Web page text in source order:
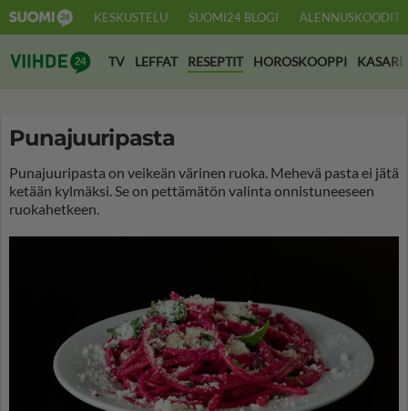
KESKUSTELU SUOMI24 BLOGI ALENNUSKOODIT
Suomi24 Viihde
TV LEFFAT RESEPTIT HOROSKOOPPI KASARI
Punajuuripasta
Punajuuripasta on veikeän värinen ruoka. Mehevä pasta ei jätä
ketään kylmäksi. Se on pettämätön valinta onnistuneeseen
ruokahetkeen.